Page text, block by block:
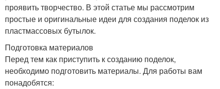
проявить творчество. В этой статье мы рассмотрим
простые и оригинальные идеи для создания поделок из
пластмассовых бутылок.
Подготовка материалов
Перед тем как приступить к созданию поделок,
необходимо подготовить материалы. Для работы вам
понадобятся: